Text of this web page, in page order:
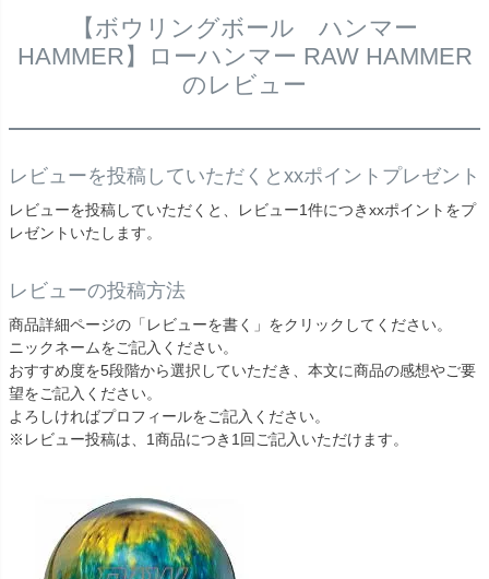
【ボウリングボール ハンマー
HAMMER】ローハンマー RAW HAMMER
のレビュー
レビューを投稿していただくとxxポイントプレゼント
レビューを投稿していただくと、レビュー1件につきxxポイントをプ
レゼントいたします。
レビューの投稿方法
商品詳細ページの「レビューを書く」をクリックしてください。
ニックネームをご記入ください。
おすすめ度を5段階から選択していただき、本文に商品の感想やご要
望をご記入ください。
よろしければプロフィールをご記入ください。
※レビュー投稿は、1商品につき1回ご記入いただけます。